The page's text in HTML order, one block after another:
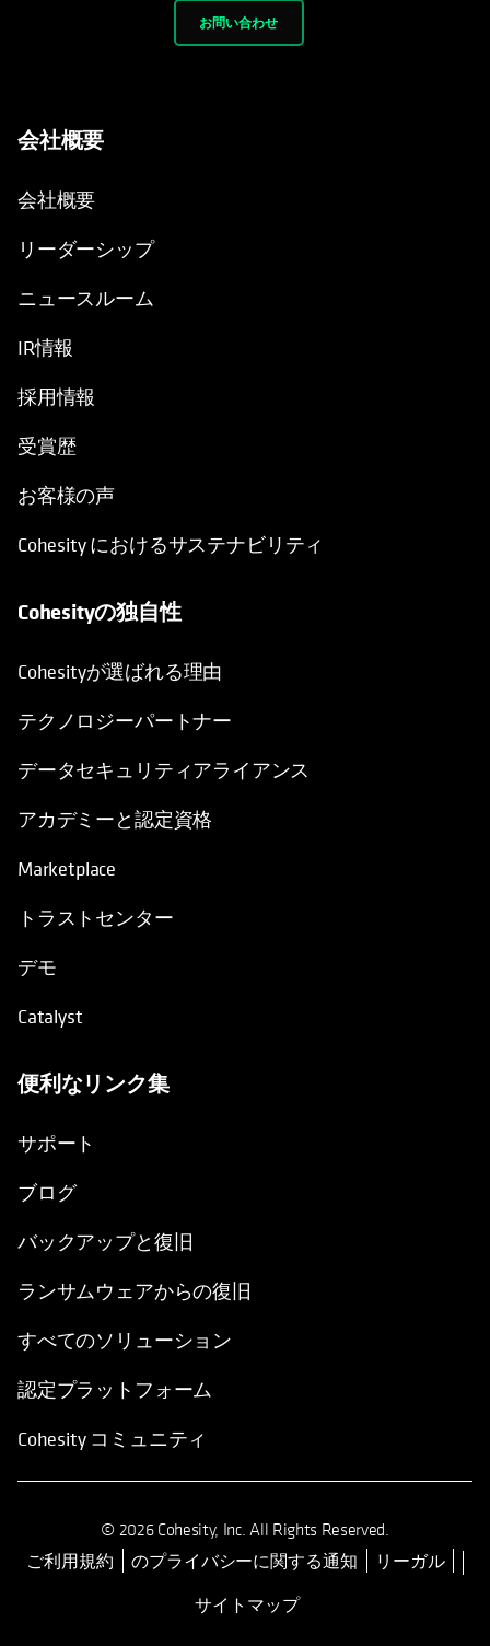
お問い合わせ
会社概要
会社概要
リーダーシップ
ニュースルーム
IR情報
採用情報
受賞歴
お客様の声
Cohesity におけるサステナビリティ
Cohesityの独自性
Cohesityが選ばれる理由
テクノロジーパートナー
データセキュリティアライアンス
アカデミーと認定資格
Marketplace
トラストセンター
デモ
Catalyst
便利なリンク集
サポート
ブログ
バックアップと復旧
ランサムウェアからの復旧
すべてのソリューション
認定プラットフォーム
Cohesity コミュニティ
© 2026 Cohesity, Inc. All Rights Reserved.
ご利用規約 新しいタブで開く
のプライバシーに関する通知
リーガル
サイトマップ